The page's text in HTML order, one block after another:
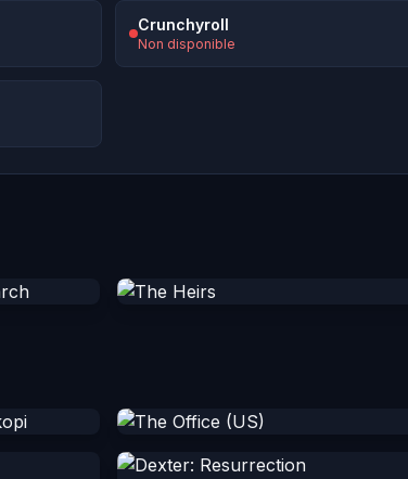
Crunchyroll
Non disponible